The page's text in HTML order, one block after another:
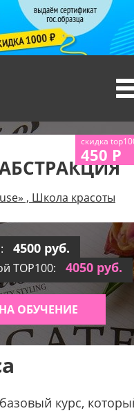
скидка
450 Р
, Школа красоты
4500 руб.
TOP100: 4050 руб.
ОБУЧЕНИЕ
курс,